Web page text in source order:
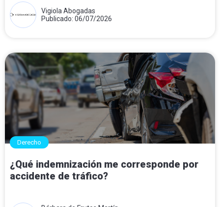
Vigiola Abogadas
Publicado: 06/07/2026
Derecho
¿Qué indemnización me corresponde por
accidente de tráfico?